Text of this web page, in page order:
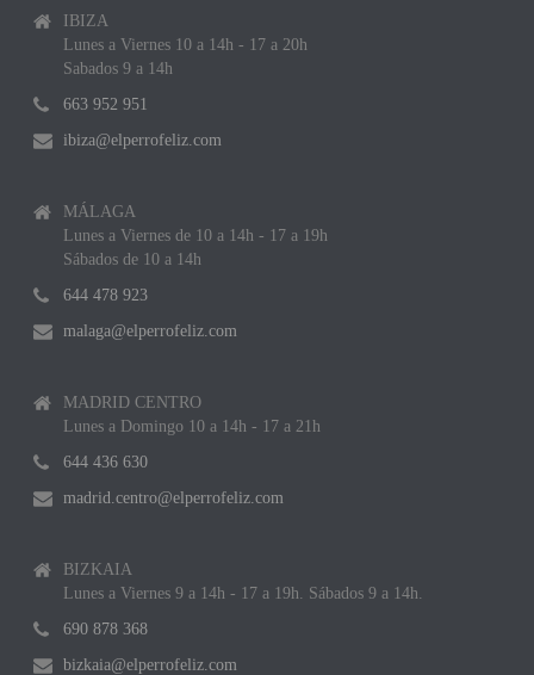
IBIZA
Lunes a Viernes 10 a 14h - 17 a 20h
Sabados 9 a 14h
663 952 951
ibiza@elperrofeliz.com
MÁLAGA
Lunes a Viernes de 10 a 14h - 17 a 19h
Sábados de 10 a 14h
644 478 923
malaga@elperrofeliz.com
MADRID CENTRO
Lunes a Domingo 10 a 14h - 17 a 21h
644 436 630
madrid.centro@elperrofeliz.com
BIZKAIA
Lunes a Viernes 9 a 14h - 17 a 19h. Sábados 9 a 14h.
690 878 368
bizkaia@elperrofeliz.com